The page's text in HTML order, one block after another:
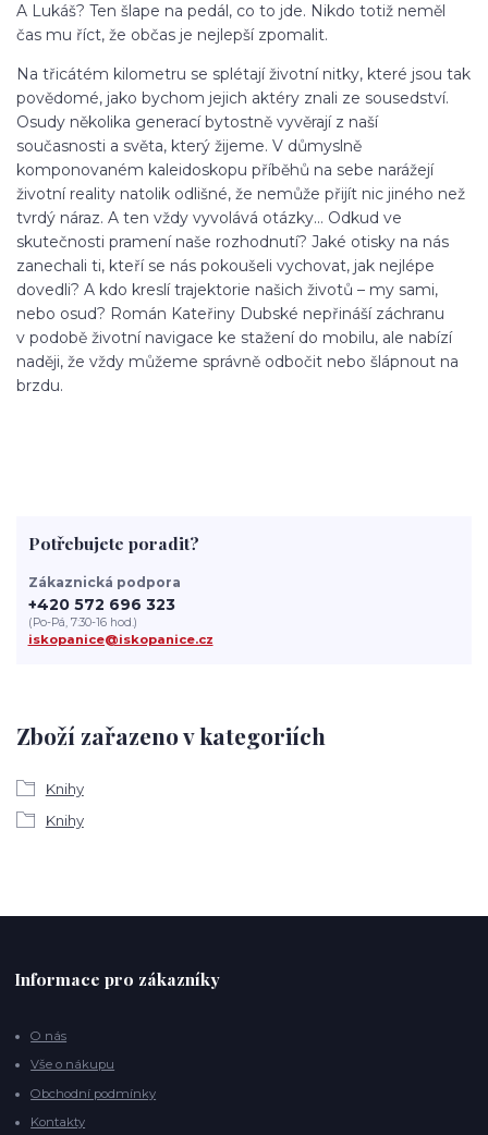
A Lukáš? Ten šlape na pedál, co to jde. Nikdo totiž neměl
čas mu říct, že občas je nejlepší zpomalit.
Na třicátém kilometru se splétají životní nitky, které jsou tak
povědomé, jako bychom jejich aktéry znali ze sousedství.
Osudy několika generací bytostně vyvěrají z naší
současnosti a světa, který žijeme. V důmyslně
komponovaném kaleidoskopu příběhů na sebe narážejí
životní reality natolik odlišné, že nemůže přijít nic jiného než
tvrdý náraz. A ten vždy vyvolává otázky… Odkud ve
skutečnosti pramení naše rozhodnutí? Jaké otisky na nás
zanechali ti, kteří se nás pokoušeli vychovat, jak nejlépe
dovedli? A kdo kreslí trajektorie našich životů – my sami,
nebo osud? Román Kateřiny Dubské nepřináší záchranu
v podobě životní navigace ke stažení do mobilu, ale nabízí
naději, že vždy můžeme správně odbočit nebo šlápnout na
brzdu.
Zboží zařazeno v kategoriích
Knihy
Knihy
Potřebujete poradit?
Zákaznická podpora
+420 572 696 323
(Po-Pá, 7:30-16 hod.)
iskopanice@iskopanice.cz
Informace pro zákazníky
O nás
Vše o nákupu
Obchodní podmínky
Kontakty